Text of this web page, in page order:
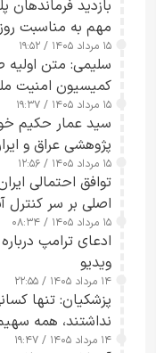
بازدید
مهم به مناسبت
تقویت امنیت و
۱۵ مرداد ۱۴۰۵ / ۱۹:۵۲
سلیمی: متن اولیه
کمیسیون امنیت
۱۵ مرداد ۱۴۰۵ / ۱۹:۳۷
سید عمار حکیم
پژوهشی عراق و
۱۵ مرداد ۱۴۰۵ / ۱۲:۵۶
توافق احتمالی
اصلی بر سر کنترل
۱۵ مرداد ۱۴۰۵ / ۰۸:۳۴
ادعای ترامپ
ویدیو
۱۴ مرداد ۱۴۰۵ / ۲۲:۵۵
پزشکیان: تنها
نداشتند، همه
۱۴ مرداد ۱۴۰۵ / ۱۹:۴۷